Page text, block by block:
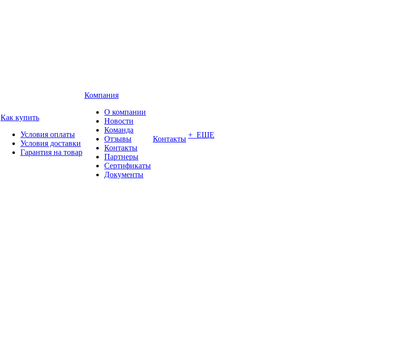
Как купить
Условия оплаты
Условия доставки
Гарантия на товар
Компания
О компании
Новости
Команда
Отзывы
Контакты
Партнеры
Сертификаты
Документы
Контакты + ЕЩЕ